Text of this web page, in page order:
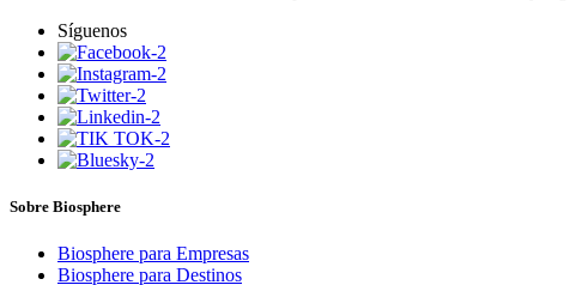
Síguenos
Sobre Biosphere
Biosphere para Empresas
Biosphere para Destinos